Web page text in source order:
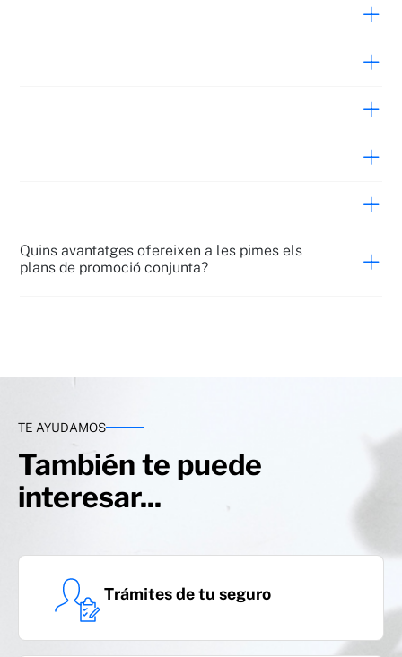
Quins avantatges ofereixen a les pimes els
plans de promoció conjunta?
TE AYUDAMOS
También te puede
interesar...
Trámites de tu seguro